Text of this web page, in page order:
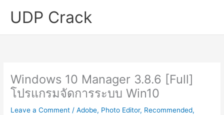
UDP Crack
Windows 10 Manager 3.8.6 [Full]
โปรแกรมจัดการระบบ Win10
Leave a Comment /Adobe, Photo Editor, Recommended,